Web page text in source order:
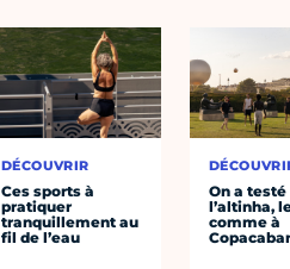
DÉCOUVRIR
Ces sports à
pratiquer
tranquillement au
fil de l’eau
On a testé
l’altinha,
comme à